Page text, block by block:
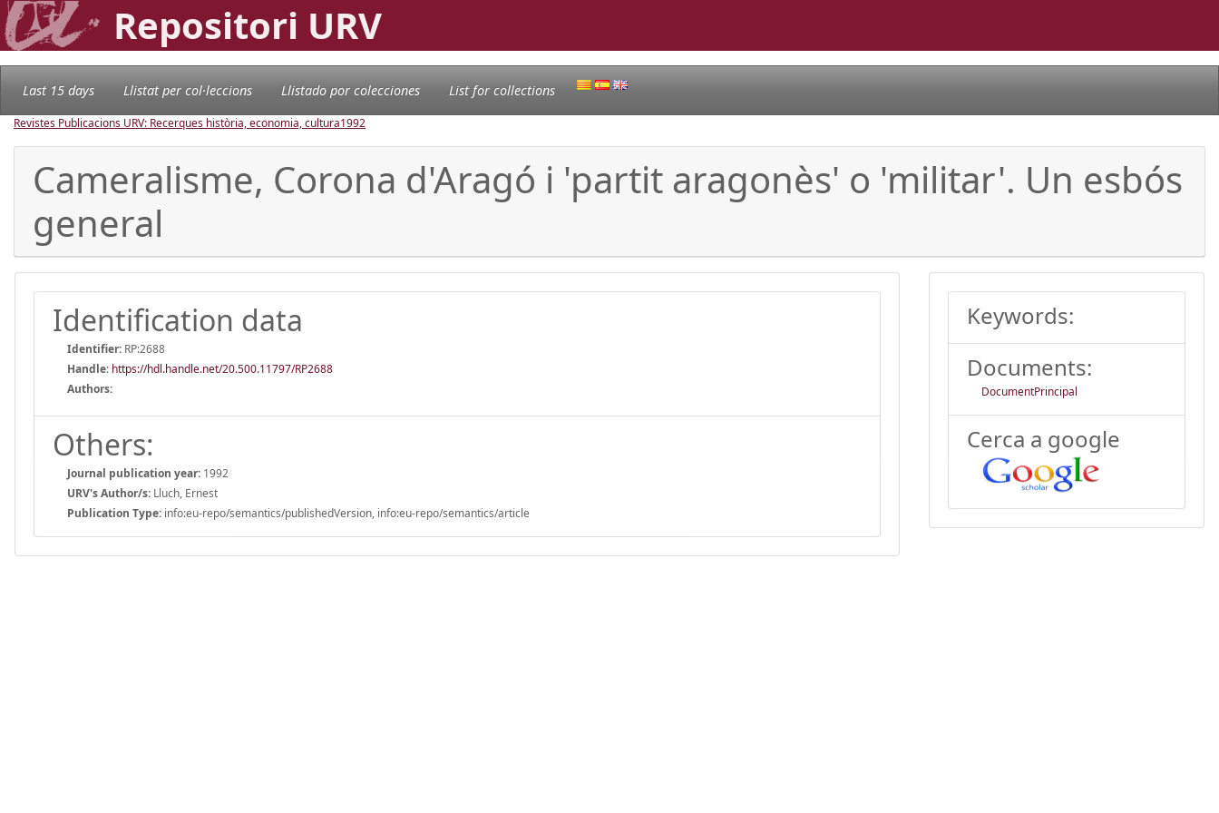
Repositori URV
Last 15 days Llistat per col·leccions Llistado por colecciones List for collections
Revistes Publicacions URV: Recerques història, economia, cultura1992
Cameralisme, Corona d'Aragó i 'partit aragonès' o 'militar'. Un esbós
general
Identification data
Identifier: RP:2688
Handle: https://hdl.handle.net/20.500.11797/RP2688
Authors:
Others:
Journal publication year: 1992
URV's Author/s: Lluch, Ernest
Publication Type: info:eu-repo/semantics/publishedVersion, info:eu-repo/semantics/article
Keywords:
Documents:
DocumentPrincipal
Cerca a google